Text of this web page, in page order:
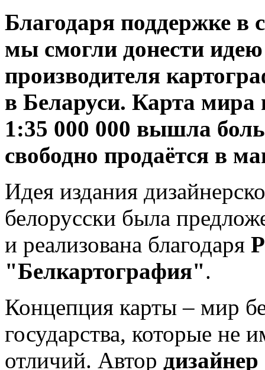
Благодаря поддержке в
мы смогли донести идею
производителя
в Беларуси. Карта мира
1:35 000 000 вышла
свободно продаётся в
Идея издания
белорусски была
и реализована благодаря
"Белкартография".
Концепция карты – мир
государства, которые не
отличий. Автор